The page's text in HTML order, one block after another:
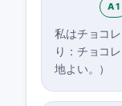
A1
私はチョコ
り：チョコ
地よい。）